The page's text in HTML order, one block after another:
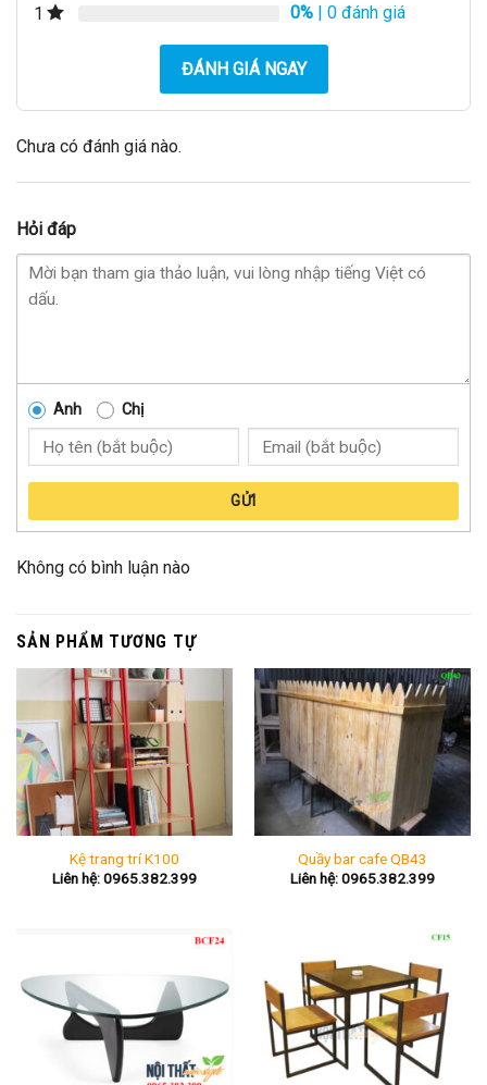
1
0% | 0 đánh giá
ĐÁNH GIÁ NGAY
Chưa có đánh giá nào.
Hỏi đáp
Anh Chị
GỬI
Không có bình luận nào
SẢN PHẨM TƯƠNG TỰ
Kệ trang trí K100
Liên hệ: 0965.382.399
Quầy bar cafe QB43
Liên hệ: 0965.382.399